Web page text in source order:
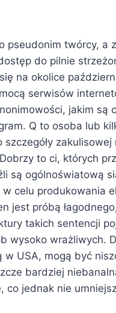
pseudonim twórcy, a
do pilnie
na okolice
serwisów
jakim są
Q to osoba lub
to ci, których
są ogólnoświatową
celu produkowania
jest próbą
takich sentencji
wysoko wrażliwych.
w USA, mogą być
bardziej
co jednak nie